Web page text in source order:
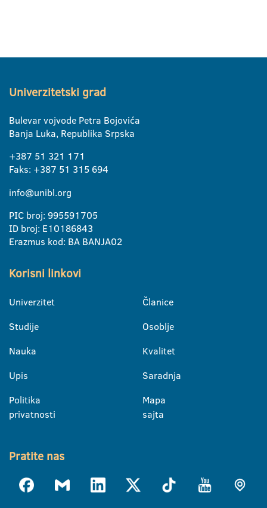
Univerzitetski grad
Bulevar vojvode Petra Bojovića
Banja Luka, Republika Srpska
+387 51 321 171
Faks: +387 51 315 694
info@unibl.org
PIC broj: 995591705
ID broj: E10186843
Erazmus kod: BA BANJA02
Korisni linkovi
Univerzitet
Studije
Nauka
Upis
Politika
privatnosti
Članice
Osoblje
Kvalitet
Saradnja
Mapa
sajta
Pratite nas